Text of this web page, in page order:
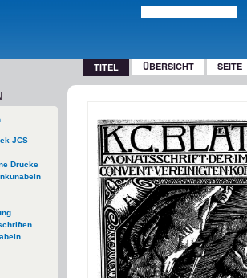
TITEL ÜBERSICHT SEITE
JCS
Drucke